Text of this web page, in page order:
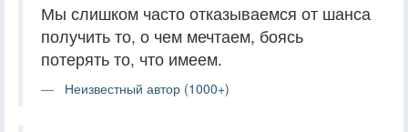
Мы слишком часто отказываемся от шанса
получить то, о чем мечтаем, боясь
потерять то, что имеем.
Неизвестный автор (1000+)